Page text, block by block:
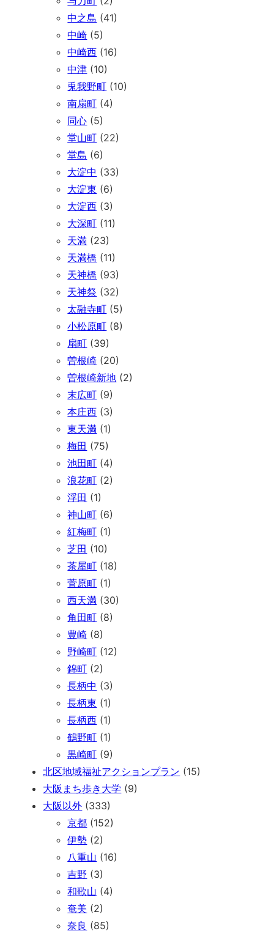
中之島 (41)
中崎 (5)
中崎西 (16)
中津 (10)
兎我野町 (10)
南扇町 (4)
同心 (5)
堂山町 (22)
堂島 (6)
大淀中 (33)
大淀東 (6)
大淀西 (3)
大深町 (11)
天満 (23)
天満橋 (11)
天神橋 (93)
天神祭 (32)
太融寺町 (5)
小松原町 (8)
扇町 (39)
曽根崎 (20)
曽根崎新地 (2)
末広町 (9)
本庄西 (3)
東天満 (1)
梅田 (75)
池田町 (4)
浪花町 (2)
浮田 (1)
神山町 (6)
紅梅町 (1)
芝田 (10)
茶屋町 (18)
菅原町 (1)
西天満 (30)
角田町 (8)
豊崎 (8)
野崎町 (12)
錦町 (2)
長柄中 (3)
長柄東 (1)
長柄西 (1)
鶴野町 (1)
黒崎町 (9)
北区地域福祉アクションプラン (15)
大阪まち歩き大学 (9)
大阪以外 (333)
京都 (152)
伊勢 (2)
八重山 (16)
吉野 (3)
和歌山 (4)
奄美 (2)
奈良 (85)